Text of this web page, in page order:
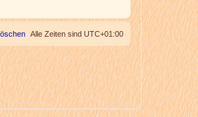
Alle Zeiten sind UTC+01:00